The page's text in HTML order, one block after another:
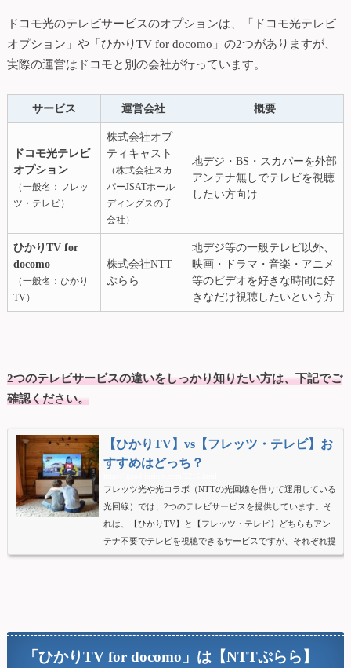
ドコモ光のテレビサービスのオプションは、「ドコモ光テレビ
オプション」や「ひかりTV for docomo」の2つがありますが、
実際の運営はドコモと別の会社が行っています。
サービス 運営会社 概要
ドコモ光テレビ
オプション
（一般名：フレッ
ツ・テレビ）
株式会社オプ
ティキャスト
（株式会社スカ
パーJSATホール
ディングスの子
会社）
地デジ・BS・スカパーを外部
アンテナ無しでテレビを視聴
したい方向け
ひかりTV for
docomo
（一般名：ひかり
TV）
株式会社NTT
ぷらら
地デジ等の一般テレビ以外、
映画・ドラマ・音楽・アニメ
等のビデオを好きな時間に好
きなだけ視聴したいという方
2つのテレビサービスの違いをしっかり知りたい方は、下記でご
確認ください。
【ひかりTV】vs【フレッツ・テレビ】お
すすめはどっち？
フレッツ光や光コラボ（NTTの光回線を借りて運用している
光回線）では、2つのテレビサービスを提供しています。そ
れは、【ひかりTV】と【フレッツ・テレビ】どちらもアン
テナ不要でテレビを視聴できるサービスですが、それぞれ提
供しているサービスに大きく違いがあり、料金設定も全く異
「ひかりTV for docomo」は【NTTぷらら】